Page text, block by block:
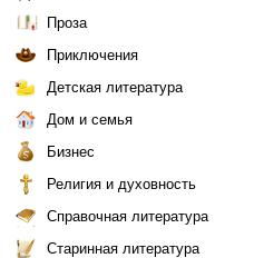
Проза
Приключения
Детская литература
Дом и семья
Бизнес
Религия и духовность
Справочная литература
Старинная литература